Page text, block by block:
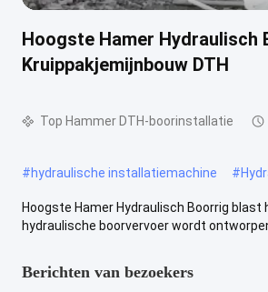
Hoogste Hamer Hydraulisch
Kruippakjemijnbouw DTH
Top Hammer DTH-boorinstallatie
#hydraulische installatiemachine #
Hoogste Hamer Hydraulisch Boorrig blast
hydraulische boorvervoer wordt
Berichten van bezoekers